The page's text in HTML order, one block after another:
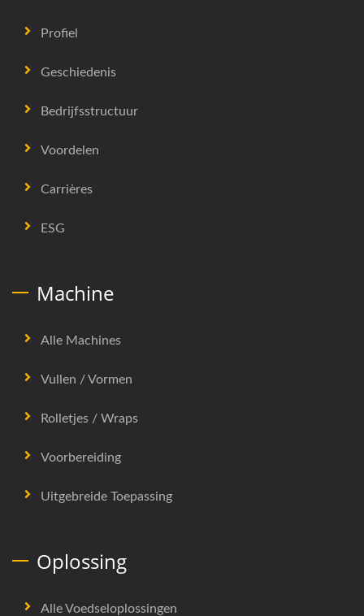
Profiel
Geschiedenis
Bedrijfsstructuur
Voordelen
Carrières
ESG
Machine
Alle Machines
Vullen / Vormen
Rolletjes / Wraps
Voorbereiding
Uitgebreide Toepassing
Oplossing
Alle Voedseloplossingen